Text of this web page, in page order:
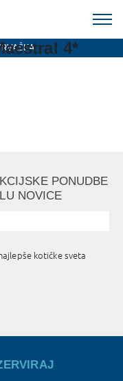
4*
PONUDBE
NOVICE
kotičke sveta